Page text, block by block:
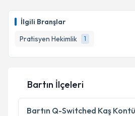
İlgili Branşlar
Pratisyen Hekimlik
1
Bartın İlçeleri
Bartın Q-Switched Kaş